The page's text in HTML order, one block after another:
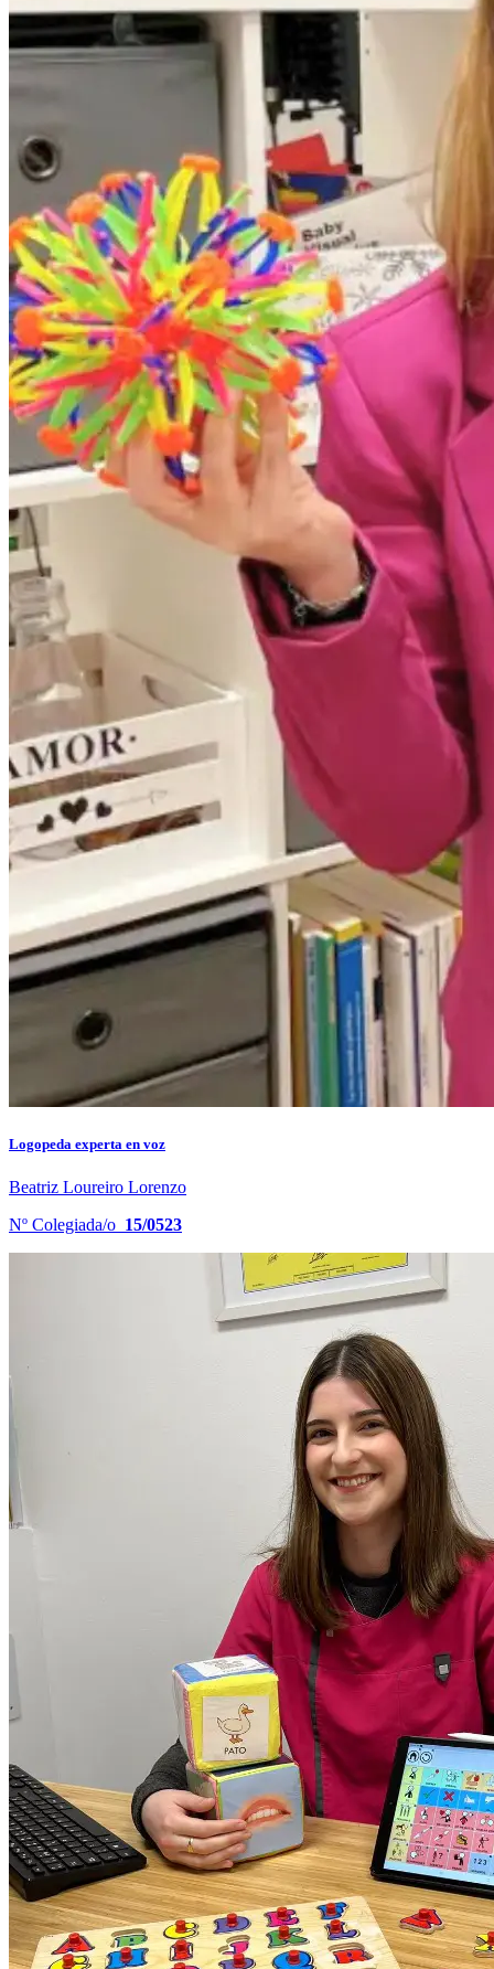
Logopeda experta en voz
Beatriz Loureiro Lorenzo
Nº Colegiada/o 15/0523